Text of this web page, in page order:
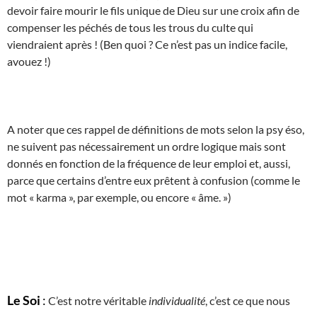
devoir faire mourir le fils unique de Dieu sur une croix afin de
compenser les péchés de tous les trous du culte qui
viendraient après ! (Ben quoi ? Ce n’est pas un indice facile,
avouez !)
A noter que ces rappel de définitions de mots selon la psy éso,
ne suivent pas nécessairement un ordre logique mais sont
donnés en fonction de la fréquence de leur emploi et, aussi,
parce que certains d’entre eux prêtent à confusion (comme le
mot « karma », par exemple, ou encore « âme. »)
Le Soi : C’est notre véritable individualité , c’est ce que nous